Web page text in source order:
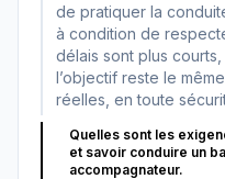
de pratiquer la
à condition de
délais sont plus
l’objectif reste le
réelles, en toute
Quelles sont les
et savoir conduire un
accompagnateur.